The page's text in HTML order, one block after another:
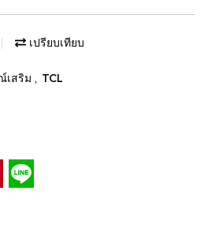
เปรียบเทียบ
เสริม , TCL